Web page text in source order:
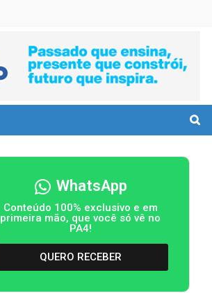
WhatsApp
Conteúdo 100% exclusivo e em
primeira mão, que você só vê no
PA4!
QUERO RECEBER